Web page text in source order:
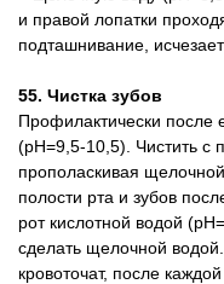
и правой лопатки
подташнивание, исчезает
55. Чистка зубов
Профилактически после
(pH=9,5-10,5). Чистить с
прополаскивая
полости рта и зубов
рот кислотной водой
сделать щелочной
кровоточат, после